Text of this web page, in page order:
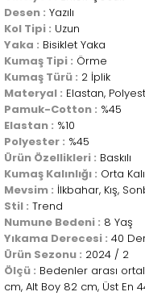
Desen : Yazılı
Kol Tipi : Uzun
Yaka : Bisiklet Yaka
Kumaş Tipi : Örme
Kumaş Türü : 2 İplik
Materyal : Elastan,
Pamuk-Cotton : %45
Elastan : %10
Polyester : %45
Ürün Özellikleri : Baskılı
Kumaş Kalınlığı : Orta
Mevsim : İlkbahar, Kış,
Stil : Trend
Numune Bedeni : 8 Yaş
Yıkama Derecesi : 40
Ürün Sezonu : 2024 / 2
Ölçü : Bedenler arası
cm, Alt Boy 82 cm, Üst En